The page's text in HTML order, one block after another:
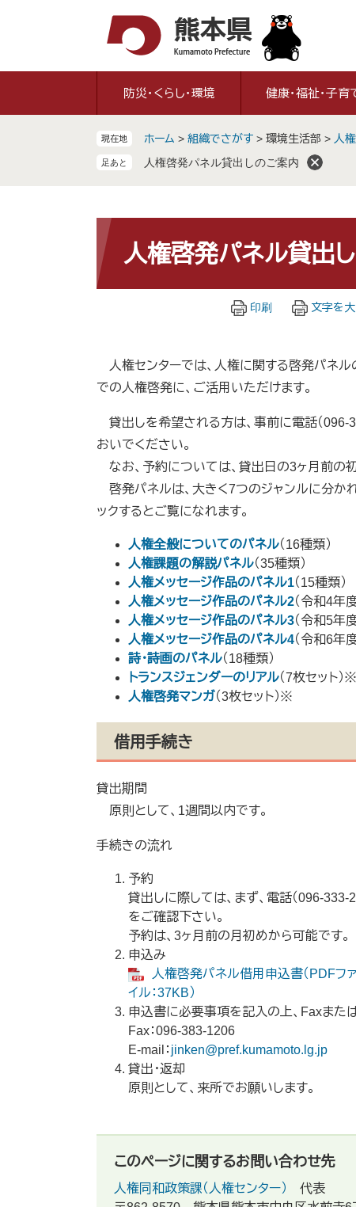
防災・くらし・環境 健康・福祉・子育
現在地 ホーム > 組織でさがす > 環境生活部 > 人
人権啓発パネル貸出しのご案内
文
人権啓発パネル貸出
印刷 文字を大
人権センターでは、人権に関する啓発パネル
での人権啓発に、ご活用いただけます。
貸出しを希望される方は、事前に電話（096-
おいでください。
なお、予約については、貸出日の3ヶ月前の
啓発パネルは、大きく7つのジャンルに分か
ックするとご覧になれます。
人権全般についてのパネル（16種類）
人権課題の解説パネル（35種類）​
人権メッセージ作品のパネル1（15種類）​
人権メッセージ作品のパネル2（令和4年
人権メッセージ作品のパネル3（令和5年
人権メッセージ作品のパネル4（令和6年
詩・詩画のパネル（18種類）
トランスジェンダーのリアル（7枚セット）​※
人権啓発マンガ（3枚セット）​※
借用手続き
貸出期間
原則として、1週間以内です。
手続きの流れ
予約
貸出しに際しては、まず、電話（096-
をご確認下さい。
予約は、3ヶ月前の月初めから可能です。
申込み
人権啓発パネル借用申込書（PDFファ
イル：37KB）
申込書に必要事項を記入の上、Faxまた
Fax：096-383-1206
E-mail： jinken@pref.kumamoto.lg.jp
貸出・返却
原則として、来所でお願いします。
このページに関するお問い合わせ先
人権同和政策課（人権センター）
代表